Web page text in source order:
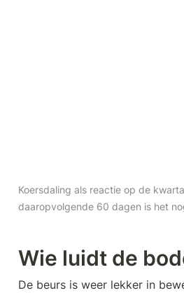
Koersdaling als reactie op de
daaropvolgende 60 dagen is het
Wie luidt de
De beurs is weer lekker in